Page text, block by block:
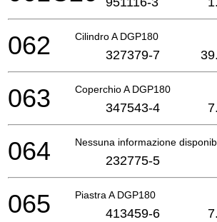
Cilindro A DGP180
062 327379-7
Coperchio A DGP180
063 347543-4
Nessuna informazione
064 232775-5
Piastra A DGP180
065 413459-6